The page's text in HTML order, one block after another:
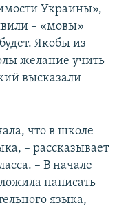
Украины»,
– «мовы»
Якобы из
желание учить
высказали
что в школе
– рассказывает
– В начале
написать
языка,